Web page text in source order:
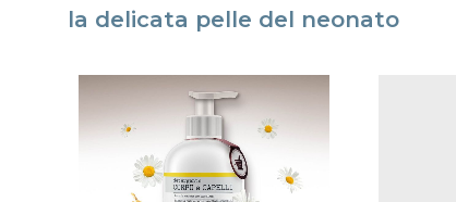
la delicata pelle del neonato